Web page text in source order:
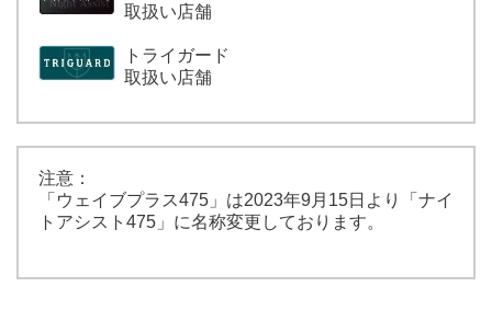
取扱い店舗
トライガード
取扱い店舗
注意：
「ウェイブプラス475」は2023年9月15日より「ナイ
トアシスト475」に名称変更しております。